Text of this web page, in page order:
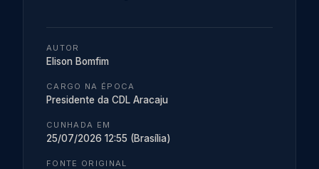
AUTOR
Elison Bomfim
CARGO NA ÉPOCA
Presidente da CDL Aracaju
CUNHADA EM
25/07/2026 12:55 (Brasília)
FONTE ORIGINAL